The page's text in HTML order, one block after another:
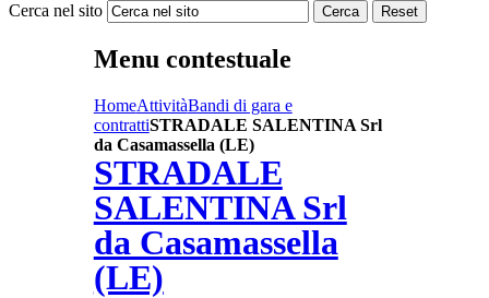
Cerca nel sito Cerca Reset
Menu contestuale
HomeAttivitàBandi di gara e
contrattiSTRADALE SALENTINA Srl
da Casamassella (LE)
STRADALE
SALENTINA Srl
da Casamassella
(LE)